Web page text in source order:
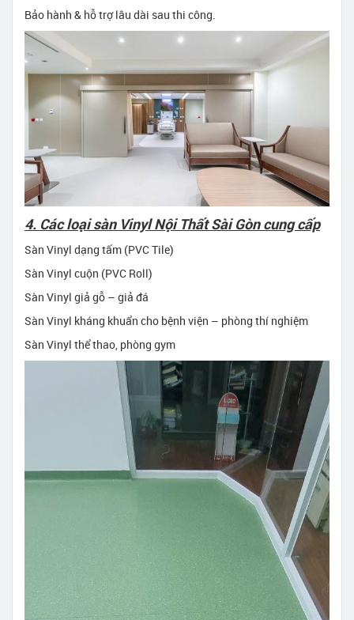
Bảo hành & hỗ trợ lâu dài sau thi công.
4. Các loại sàn Vinyl Nội Thất Sài Gòn cung cấp
Sàn Vinyl dạng tấm (PVC Tile)
Sàn Vinyl cuộn (PVC Roll)
Sàn Vinyl giả gỗ – giả đá
Sàn Vinyl kháng khuẩn cho bệnh viện – phòng thí nghiệm
Sàn Vinyl thể thao, phòng gym